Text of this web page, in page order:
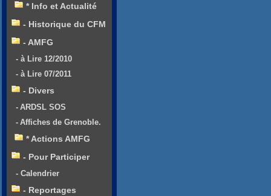
* Info et Actualité
- Historique du CFM
- AMFG
- à Lire 12/2010
- à Lire 07/2011
- Divers
- ARDSL SOS
- Affiches de Grenoble.
* Actions AMFG
- Pour Participer
- Calendrier
- Reportages